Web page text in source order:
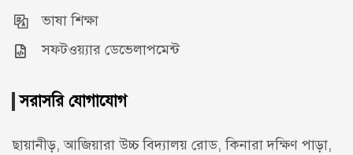
ভাষা শিক্ষা
সফটওয়্যার ডেভেলাপমেন্ট
সরাসরি যোগাযোগ
ছায়ানীড়, আজিয়ারা উচ্চ বিদ্যালয় রোড, কিনারা দক্ষিণ পাড়া,